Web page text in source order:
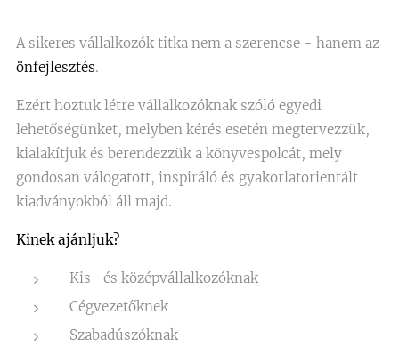
A sikeres vállalkozók titka nem a szerencse - hanem az
önfejlesztés.
Ezért hoztuk létre vállalkozóknak szóló egyedi
lehetőségünket, melyben kérés esetén megtervezzük,
kialakítjuk és berendezzük a könyvespolcát, mely
gondosan válogatott, inspiráló és gyakorlatorientált
kiadványokból áll majd.
Kinek ajánljuk?
Kis- és középvállalkozóknak
Cégvezetőknek
Szabadúszóknak